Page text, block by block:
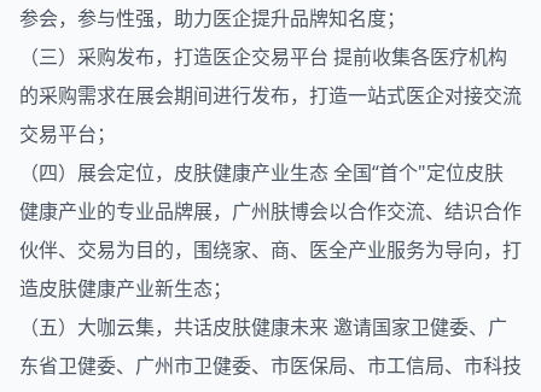
参会，参与性强，助力医企提升品牌知名度；
（三）采购发布，打造医企交易平台 提前收集各医疗机构
的采购需求在展会期间进行发布，打造一站式医企对接交流
交易平台；
（四）展会定位，皮肤健康产业生态 全国“首个"定位皮肤
健康产业的专业品牌展，广州肤博会以合作交流、结识合作
伙伴、交易为目的，围绕家、商、医全产业服务为导向，打
造皮肤健康产业新生态；
（五）大咖云集，共话皮肤健康未来 邀请国家卫健委、广
东省卫健委、广州市卫健委、市医保局、市工信局、市科技